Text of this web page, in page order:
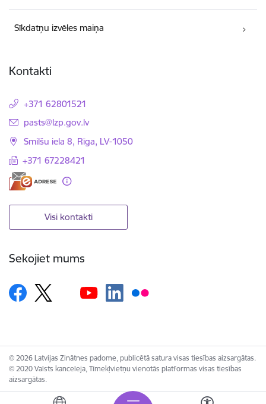
Sīkdatņu izvēles maiņa
Kontakti
+371 62801521
E-pasts:
pasts@lzp.gov.lv
Smilšu iela 8, Rīga, LV-1050
+371 67228421
Visi kontakti
Sekojiet mums
© 2026 Latvijas Zinātnes padome, publicētā satura visas tiesības aizsargātas.
© 2020 Valsts kanceleja, Tīmekļvietņu vienotās platformas visas tiesības
aizsargātas.